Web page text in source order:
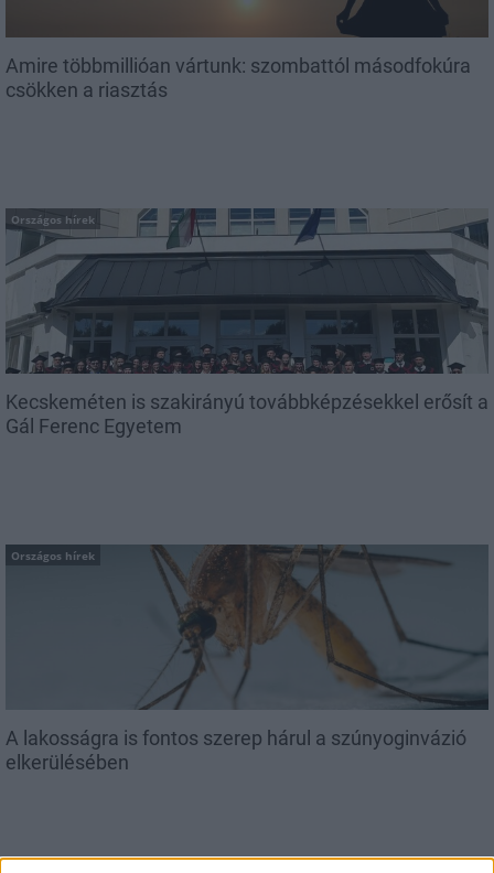
Amire többmillióan vártunk: szombattól másodfokúra
csökken a riasztás
Országos hírek
Kecskeméten is szakirányú továbbképzésekkel erősít a
Gál Ferenc Egyetem
Országos hírek
A lakosságra is fontos szerep hárul a szúnyoginvázió
elkerülésében